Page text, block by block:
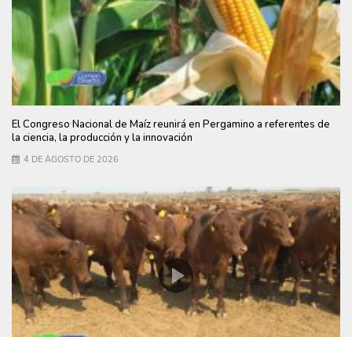
El Congreso Nacional de Maíz reunirá en Pergamino a referentes de
la ciencia, la producción y la innovación
4 DE AGOSTO DE 2026